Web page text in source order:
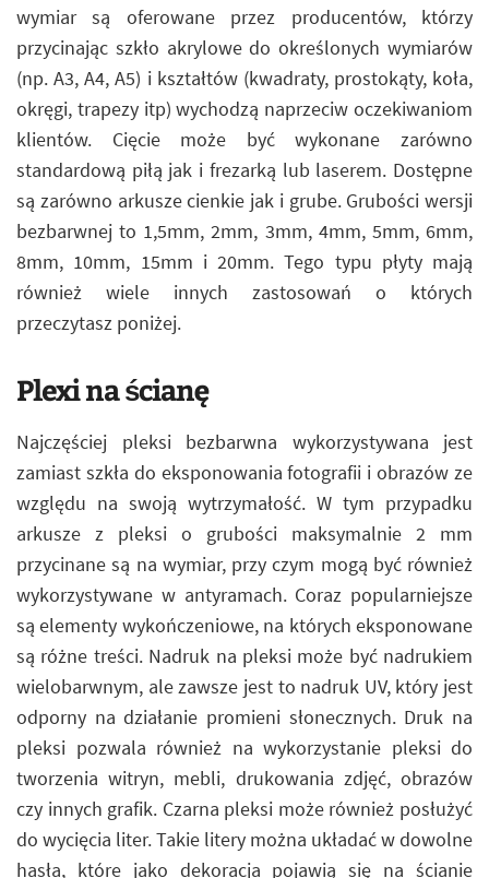
wymiar są oferowane przez producentów, którzy
przycinając szkło akrylowe do określonych wymiarów
(np. A3, A4, A5) i kształtów (kwadraty, prostokąty, koła,
okręgi, trapezy itp) wychodzą naprzeciw oczekiwaniom
klientów. Cięcie może być wykonane zarówno
standardową piłą jak i frezarką lub laserem. Dostępne
są zarówno arkusze cienkie jak i grube. Grubości wersji
bezbarwnej to 1,5mm, 2mm, 3mm, 4mm, 5mm, 6mm,
8mm, 10mm, 15mm i 20mm. Tego typu płyty mają
również wiele innych zastosowań o których
przeczytasz poniżej.
Plexi na ścianę
Najczęściej pleksi bezbarwna wykorzystywana jest
zamiast szkła do eksponowania fotografii i obrazów ze
względu na swoją wytrzymałość. W tym przypadku
arkusze z pleksi o grubości maksymalnie 2 mm
przycinane są na wymiar, przy czym mogą być również
wykorzystywane w antyramach. Coraz popularniejsze
są elementy wykończeniowe, na których eksponowane
są różne treści. Nadruk na pleksi może być nadrukiem
wielobarwnym, ale zawsze jest to nadruk UV, który jest
odporny na działanie promieni słonecznych. Druk na
pleksi pozwala również na wykorzystanie pleksi do
tworzenia witryn, mebli, drukowania zdjęć, obrazów
czy innych grafik. Czarna pleksi może również posłużyć
do wycięcia liter. Takie litery można układać w dowolne
hasła, które jako dekoracja pojawią się na ścianie